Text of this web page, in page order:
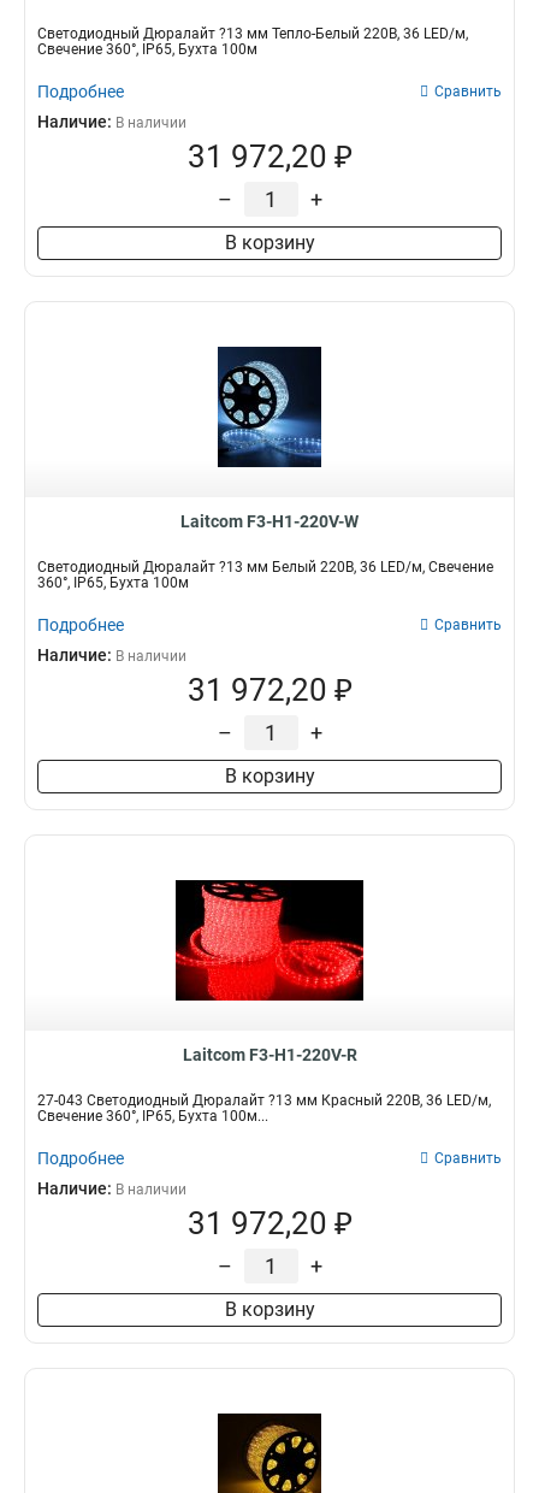
Светодиодный Дюралайт ?13 мм Тепло-Белый 220В, 36 LED/м,
Свечение 360°, IP65, Бухта 100м
Подробнее Сравнить
Наличие: В наличии
31 972,20 ₽
– +
В корзину
Laitcom F3-H1-220V-W
Светодиодный Дюралайт ?13 мм Белый 220В, 36 LED/м, Свечение
360°, IP65, Бухта 100м
Подробнее Сравнить
Наличие: В наличии
31 972,20 ₽
– +
В корзину
Laitcom F3-H1-220V-R
27-043 Светодиодный Дюралайт ?13 мм Красный 220В, 36 LED/м,
Свечение 360°, IP65, Бухта 100м...
Подробнее Сравнить
Наличие: В наличии
31 972,20 ₽
– +
В корзину